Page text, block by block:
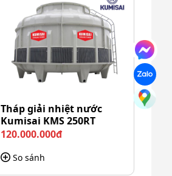
Tháp giải nhiệt nước
Kumisai KMS 250RT
120.000.000đ
So sánh